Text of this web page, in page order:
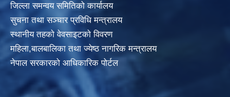
जिल्ला समन्वय समितिको कार्यालय
सुचना तथा सञ्चार प्रविधि मन्त्रालय
स्थानीय तहकाे वेवसाइटकाे विवरण
महिला,बालबालिका तथा ज्येष्ठ नागरिक मन्त्रालय
नेपाल सरकारको आधिकारिक पोर्टल